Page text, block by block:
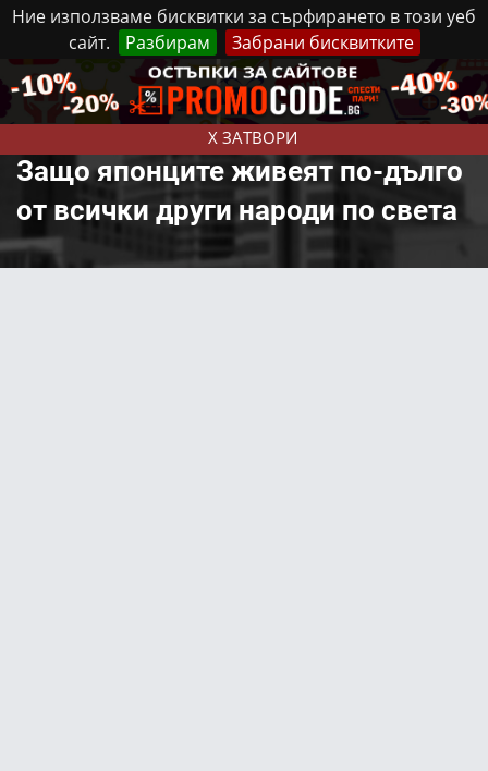
Ние използваме бисквитки за сърфирането в този уеб
сайт.
Разбирам Забрани бисквитките
X ЗАТВОРИ
Понеделник, 10 Август, 2026 Реклама Контакти
Защо японците живеят по-дълго
от всички други народи по света